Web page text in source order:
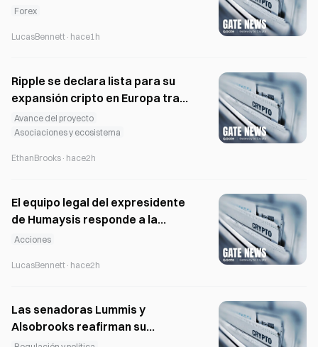
mercados esperan los datos del
Forex
LucasBennett · hace1h
Ripple se declara lista para su
expansión cripto en Europa tras
la autorización conforme a MiCA
Avance del proyecto
Asociaciones y ecosistema
EthanBrooks · hace2h
El equipo legal del expresidente
de Humaysis responde a la
denuncia de un accionista
Acciones
LucasBennett · hace2h
Las senadoras Lummis y
Alsobrooks reafirman su
compromiso con la Ley CLARITY